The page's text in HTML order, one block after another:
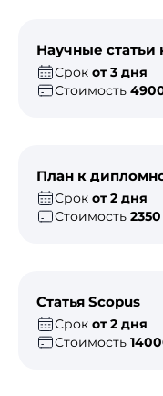
Научные статьи
Срок от 3 дня
Стоимость
План к
Срок от 2 дня
Стоимость
Статья Scopus
Срок от 2 дня
Стоимость